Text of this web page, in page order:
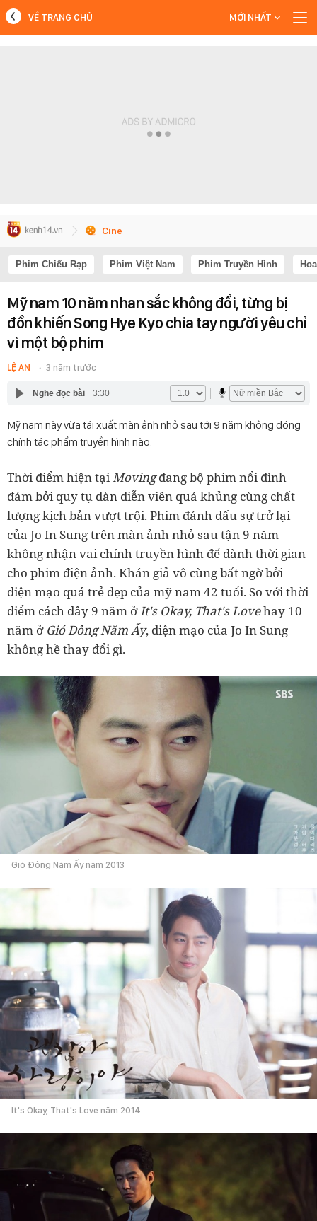
VỀ TRANG CHỦ MỚI NHẤT
Cine
Phim Chiếu Rạp Phim Việt Nam Phim Truyền Hình
Mỹ nam 10 năm nhan sắc không đổi, từng bị
đồn khiến Song Hye Kyo chia tay người yêu chỉ
vì một bộ phim
LỆ AN 3 năm trước
Nghe đọc bài 3:30
Mỹ nam này vừa tái xuất màn ảnh nhỏ sau tới 9 năm không đóng
chính tác phẩm truyền hình nào.
Thời điểm hiện tạiMovingđang bộ phim nổi đình
đám bởi quy tụ dàn diễn viên quá khủng cùng chất
lượng kịch bản vượt trội. Phim đánh dấu sự trở lại
của Jo In Sung trên màn ảnh nhỏ sau tận 9 năm
không nhận vai chính truyền hình để dành thời gian
cho phim điện ảnh. Khán giả vô cùng bất ngờ bởi
diện mạo quá trẻ đẹp của mỹ nam 42 tuổi. So với thời
điểm cách đây 9 năm ởIt's Okay, That's Lovehay 10
năm ở Gió Đông Năm Ấy, diện mạo của Jo In Sung
không hề thay đổi gì.
Gió Đông Năm Ấy năm 2013
It's Okay, That's Love năm 2014